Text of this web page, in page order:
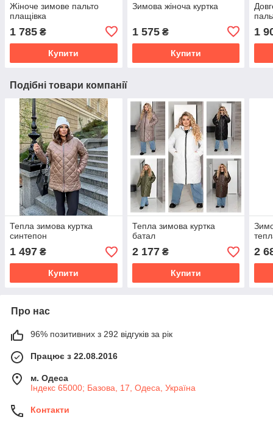
Жіноче зимове пальто
плащівка
1 785 ₴
Купити
Зимова жіноча куртка
1 575₴
Купити
1
Подібні товари компанії
Тепла зимова куртка
синтепон
1 497 ₴
Купити
Тепла зимова куртка
батал
2 177₴
Купити
2
Про нас
96% позитивних з 292 відгуків за рік
Працює з 22.08.2016
м. Одеса
Індекс 65000; Базова, 17, Одеса, Україна
Контакти